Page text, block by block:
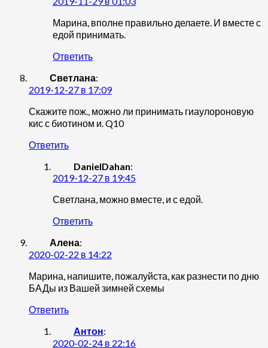
Марина, вполне правильно делаете. И вместе с
едой принимать.
Ответить
Светлана:
2019-12-27 в 17:09
Скажите пож., можно ли принимать гиаулороновую
кис с биотином и. Q10
Ответить
DanielDahan:
2019-12-27 в 19:45
Светлана, можно вместе, и с едой.
Ответить
Алена:
2020-02-22 в 14:22
Марина, напишите, пожалуйста, как разнести по дню
БАДы из Вашей зимней схемы
Ответить
Антон:
2020-02-24 в 22:16